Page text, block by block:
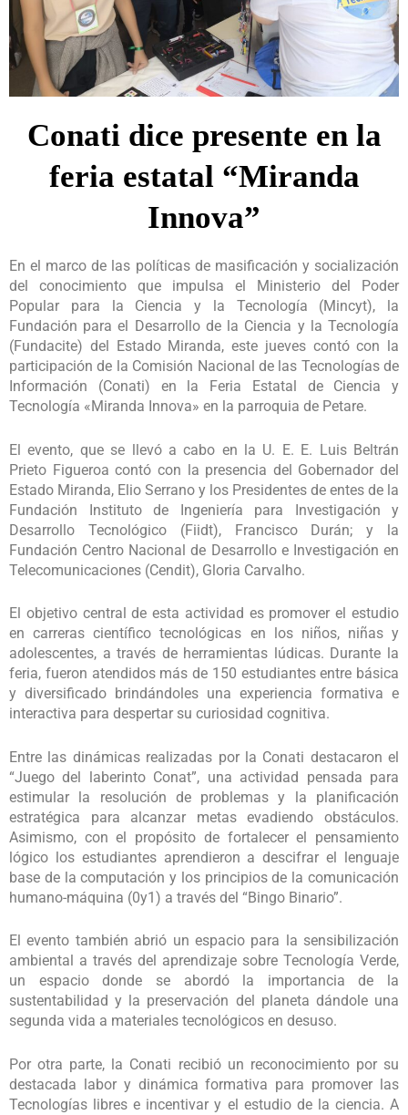
Conati dice presente en la
feria estatal “Miranda
Innova”
En el marco de las políticas de masificación y socialización
del conocimiento que impulsa el Ministerio del Poder
Popular para la Ciencia y la Tecnología (Mincyt), la
Fundación para el Desarrollo de la Ciencia y la Tecnología
(Fundacite) del Estado Miranda, este jueves contó con la
participación de la Comisión Nacional de las Tecnologías de
Información (Conati) en la Feria Estatal de Ciencia y
Tecnología «Miranda Innova» en la parroquia de Petare.
El evento, que se llevó a cabo en la U. E. E. Luis Beltrán
Prieto Figueroa contó con la presencia del Gobernador del
Estado Miranda, Elio Serrano y los Presidentes de entes de la
Fundación Instituto de Ingeniería para Investigación y
Desarrollo Tecnológico (Fiidt), Francisco Durán; y la
Fundación Centro Nacional de Desarrollo e Investigación en
Telecomunicaciones (Cendit), Gloria Carvalho.
El objetivo central de esta actividad es promover el estudio
en carreras científico tecnológicas en los niños, niñas y
adolescentes, a través de herramientas lúdicas. Durante la
feria, fueron atendidos más de 150 estudiantes entre básica
y diversificado brindándoles una experiencia formativa e
interactiva para despertar su curiosidad cognitiva.
Entre las dinámicas realizadas por la Conati destacaron el
“Juego del laberinto Conat”, una actividad pensada para
estimular la resolución de problemas y la planificación
estratégica para alcanzar metas evadiendo obstáculos.
Asimismo, con el propósito de fortalecer el pensamiento
lógico los estudiantes aprendieron a descifrar el lenguaje
base de la computación y los principios de la comunicación
humano-máquina (0y1) a través del “Bingo Binario”.
El evento también abrió un espacio para la sensibilización
ambiental a través del aprendizaje sobre Tecnología Verde,
un espacio donde se abordó la importancia de la
sustentabilidad y la preservación del planeta dándole una
segunda vida a materiales tecnológicos en desuso.
Por otra parte, la Conati recibió un reconocimiento por su
destacada labor y dinámica formativa para promover las
Tecnologías libres e incentivar y el estudio de la ciencia. A